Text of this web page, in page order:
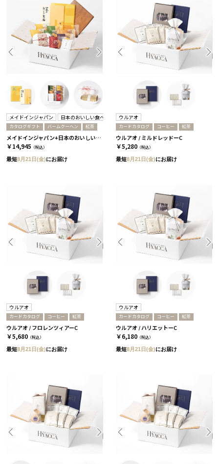
メイドインジャパン 日本のおいしい食べ物
カタログギフト バームクーヘン 紅茶
メイドインジャパン+日本のおいしい食べ物 / MJ16+茜
￥14,945 （税込）
最短8月21日(金)にお届け
ウルアオ
カードカタログ コーヒー 紅茶
ウルアオ / ミルドレッドーC
￥5,280 （税込）
最短8月21日(金)にお届け
ウルアオ
カードカタログ コーヒー 紅茶
ウルアオ / フロレンツィアーC
￥5,680 （税込）
最短8月21日(金)にお届け
ウルアオ
カードカタログ コーヒー 紅茶
ウルアオ / ハリエットーC
￥6,180 （税込）
最短8月21日(金)にお届け